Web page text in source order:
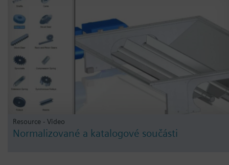
Resource - Video
Normalizované a katalogové součásti